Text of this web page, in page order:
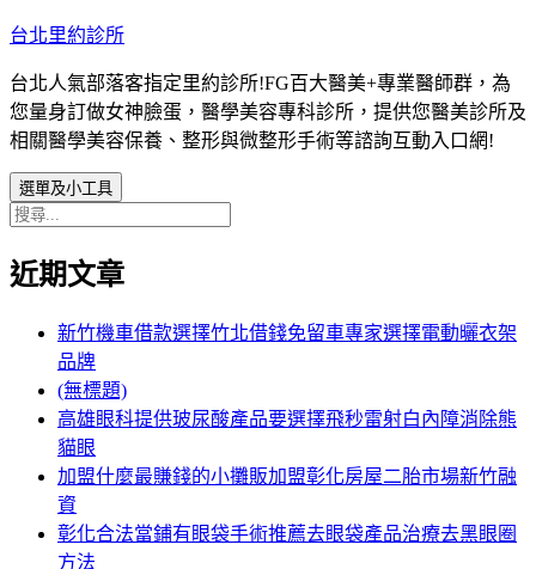
跳
主
要
內
容
台北里約診所
台北人氣部落客指定里約診所!FG百大醫美+專業醫師群，為
您量身訂做女神臉蛋，醫學美容專科診所，提供您醫美診所及
相關醫學美容保養、整形與微整形手術等諮詢互動入口網!
選單及小工具
搜
關
近期文章
新竹機車借款選擇竹北借錢免留車專家選擇電動曬衣架
品牌
(無標題)
高雄眼科提供玻尿酸產品要選擇飛秒雷射白內障消除熊
貓眼
加盟什麼最賺錢的小攤販加盟彰化房屋二胎市場新竹融
資
彰化合法當鋪有眼袋手術推薦去眼袋產品治療去黑眼圈
方法